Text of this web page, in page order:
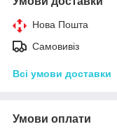
Нова Пошта
Самовивіз
Всі умови доставки
Умови оплати